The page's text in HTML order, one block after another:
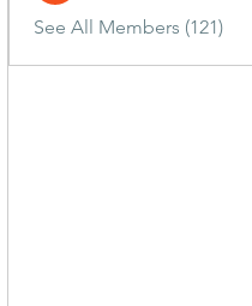
See All Members (121)